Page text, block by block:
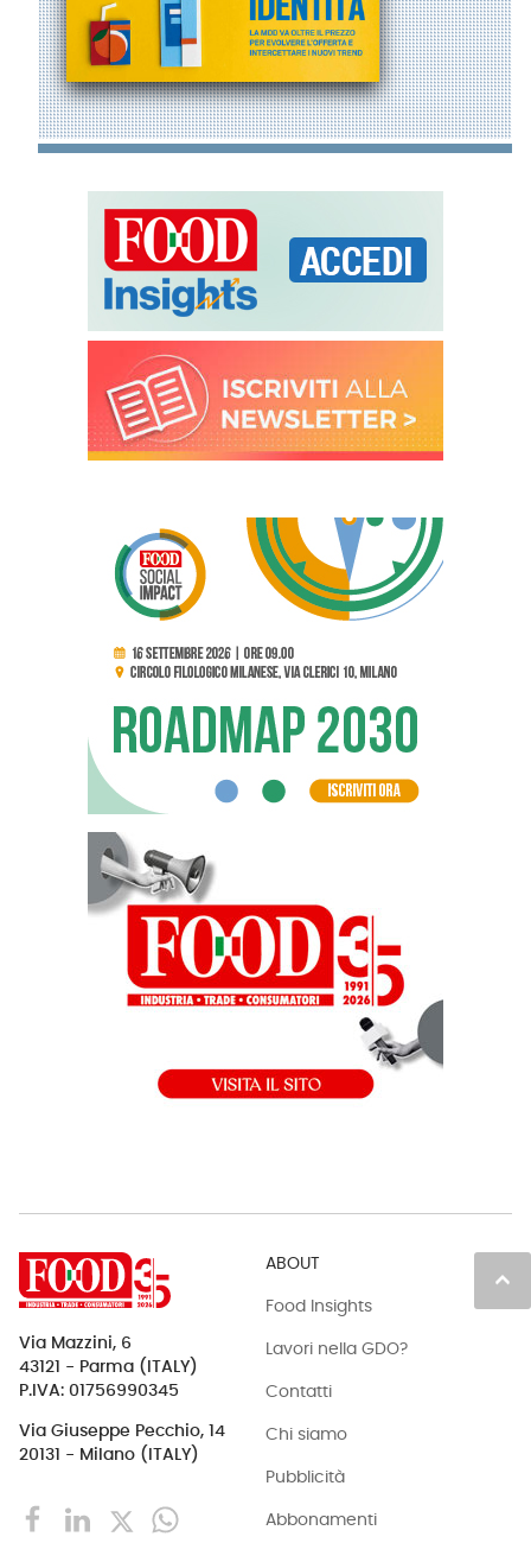
keyboard_arrow_up
Via Mazzini, 6
43121 - Parma (ITALY)
P.IVA: 01756990345
Via Giuseppe Pecchio, 14
20131 - Milano (ITALY)
ABOUT
Food Insights
Lavori nella GDO?
Contatti
Chi siamo
Pubblicità
Abbonamenti